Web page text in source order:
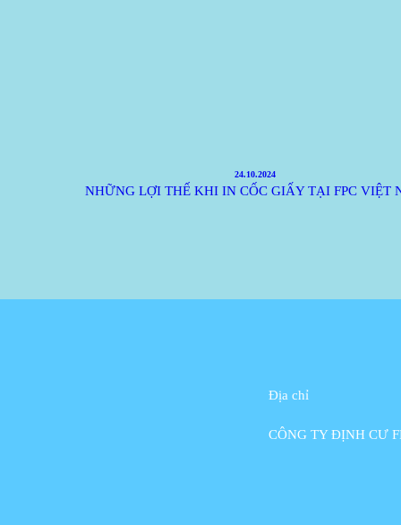
24.10.2024
NHỮNG LỢI THẾ KHI IN CỐC GIẤY TẠI FPC VIỆT
Địa chỉ
CÔNG TY ĐỊNH CƯ